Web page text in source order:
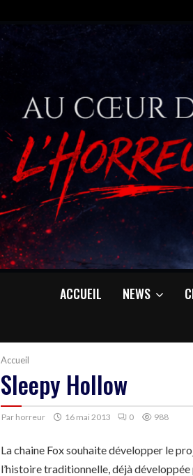
ACCUEIL NEWS
Accueil
Sleepy Hollow
Par horreur 16 mai 2013 0 988
La chaine Fox souhaite développer le
l’histoire traditionnelle, déjà